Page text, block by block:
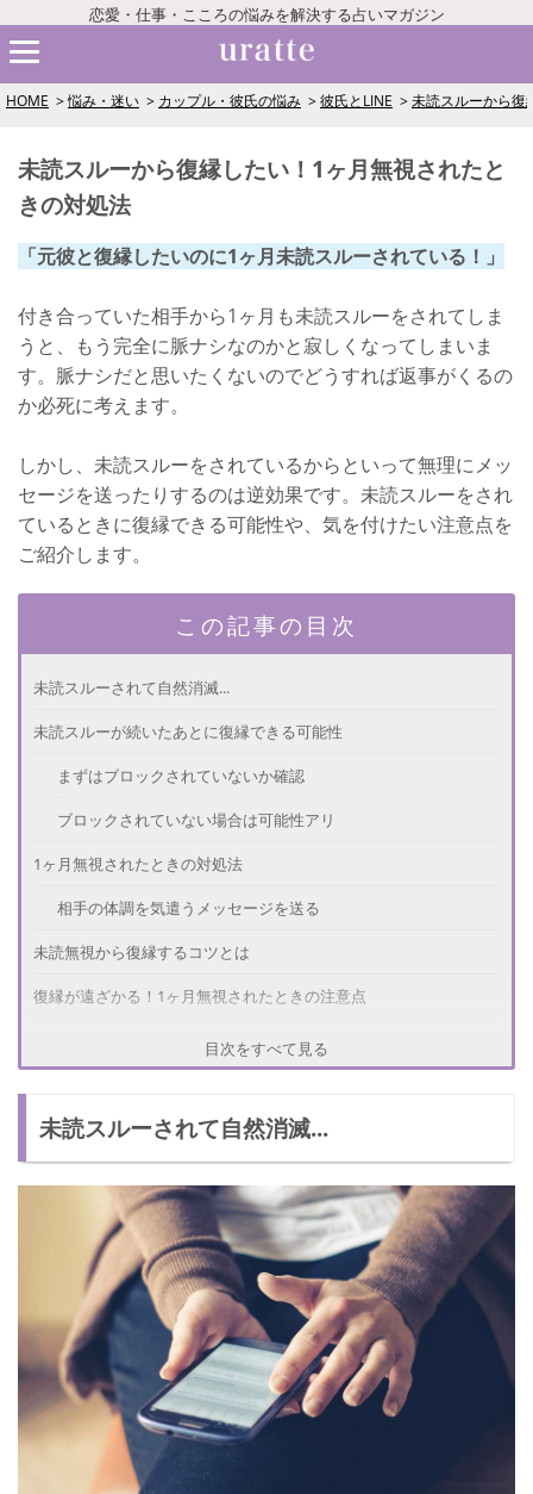
恋愛・仕事・こころの悩みを解決する占いマガジン
HOME 悩み・迷い カップル・彼氏の悩み 彼氏とLINE 未読スルーから復
未読スルーから復縁したい！1ヶ月無視されたと
きの対処法
「元彼と復縁したいのに1ヶ月未読スルーされている！」
付き合っていた相手から1ヶ月も未読スルーをされてしま
うと、もう完全に脈ナシなのかと寂しくなってしまいま
す。脈ナシだと思いたくないのでどうすれば返事がくるの
か必死に考えます。
しかし、未読スルーをされているからといって無理にメッ
セージを送ったりするのは逆効果です。未読スルーをされ
ているときに復縁できる可能性や、気を付けたい注意点を
ご紹介します。
この記事の目次
未読スルーされて自然消滅...
未読スルーが続いたあとに復縁できる可能性
まずはブロックされていないか確認
ブロックされていない場合は可能性アリ
1ヶ月無視されたときの対処法
相手の体調を気遣うメッセージを送る
未読無視から復縁するコツとは
復縁が遠ざかる！1ヶ月無視されたときの注意点
目次をすべて見る
未読スルーされて自然消滅...